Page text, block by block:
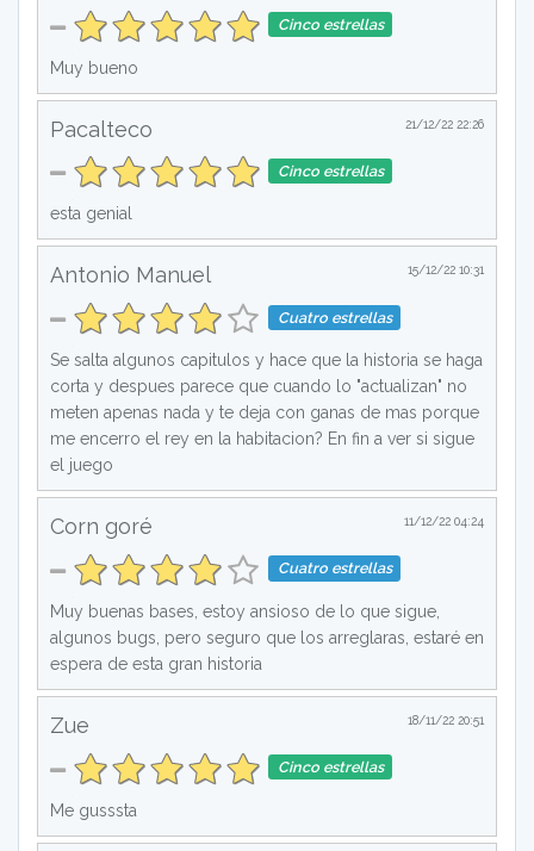
Cinco estrellas
Muy bueno
21/12/22 22:26
Pacalteco
Cinco estrellas
esta genial
15/12/22 10:31
Antonio Manuel
Cuatro estrellas
Se salta algunos capitulos y hace que la historia se haga
corta y despues parece que cuando lo "actualizan" no
meten apenas nada y te deja con ganas de mas porque
me encerro el rey en la habitacion? En fin a ver si sigue
el juego
11/12/22 04:24
Corn goré
Cuatro estrellas
Muy buenas bases, estoy ansioso de lo que sigue,
algunos bugs, pero seguro que los arreglaras, estaré en
espera de esta gran historia
18/11/22 20:51
Zue
Cinco estrellas
Me gusssta